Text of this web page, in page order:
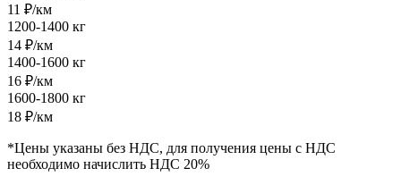
11 ₽/км
1200-1400 кг
14 ₽/км
1400-1600 кг
16 ₽/км
1600-1800 кг
18 ₽/км
*Цены указаны без НДС, для получения цены с НДС
необходимо начислить НДС 20%